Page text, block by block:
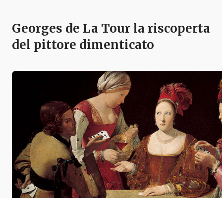
Georges de La Tour la riscoperta
del pittore dimenticato